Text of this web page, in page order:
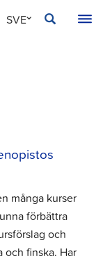
SVE
många kurser
förbättra
och
och finska. Har